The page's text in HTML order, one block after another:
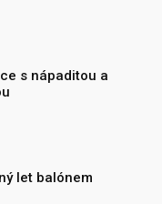
s nápaditou a
let balónem